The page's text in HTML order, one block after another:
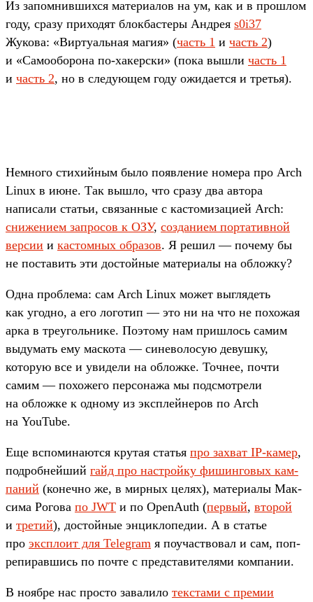
Из запом­нивших­ся матери­алов на ум, как и в прош­лом
году, сра­зу при­ходят блок­басте­ры Андрея s0i37
Жукова: «Вир­туаль­ная магия» (часть 1 и часть 2)
и «Само­обо­рона по‑хакер­ски» (пока выш­ли часть 1
и часть 2, но в сле­дующем году ожи­дает­ся и третья).
Нем­ного сти­хий­ным было появ­ление номера про Arch
Linux в июне. Так выш­ло, что сра­зу два авто­ра
написа­ли статьи, свя­зан­ные с кас­томиза­цией Arch:
сни­жени­ем зап­росов к ОЗУ, соз­дани­ем пор­татив­ной
вер­сии и кас­томных обра­зов. Я решил — почему бы
не пос­тавить эти дос­той­ные матери­алы на обложку?
Од­на проб­лема: сам Arch Linux может выг­лядеть
как угод­но, а его логотип — это ни на что не похожая
арка в тре­уголь­нике. Поэто­му нам приш­лось самим
выдумать ему мас­кота — синево­лосую девуш­ку,
которую все и уви­дели на обложке. Точ­нее, поч­ти
самим — похоже­го пер­сонажа мы под­смот­рели
на обложке к одно­му из экс­плей­неров по Arch
на YouTube.
Еще вспо­мина­ются кру­тая статья про зах­ват IP-камер,
под­робней­ший гайд про нас­трой­ку фишин­говых кам­
паний (конеч­но же, в мир­ных целях), матери­алы Мак­
сима Рогова по JWT и по OpenAuth (пер­вый, вто­рой
и тре­тий), дос­той­ные энцикло­педии. А в статье
про экс­пло­ит для Telegram я поучас­тво­вал и сам, поп­
репирав­шись по поч­те с пред­ста­вите­лями ком­пании.
В нояб­ре нас прос­то завали­ло тек­ста­ми с пре­мии